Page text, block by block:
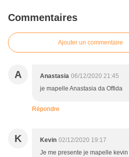
Commentaires
Ajouter un commentaire
A Anastasia 06/12/2020 21:45
je mapelle Anastasia da Offida
Répondre
K Kevin 02/12/2020 19:17
Je me presente je mapelle